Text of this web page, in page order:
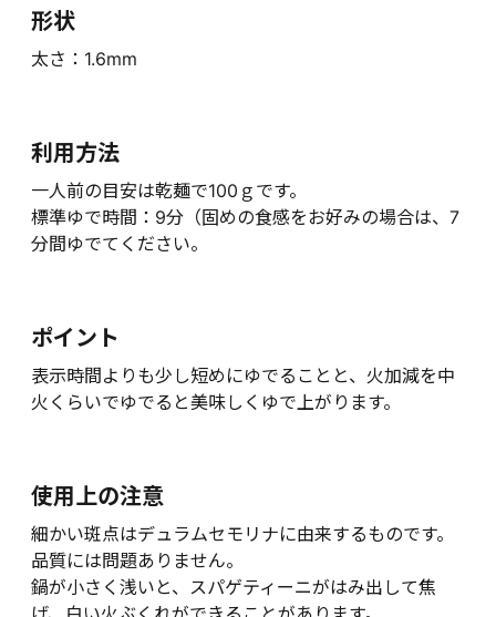
形状
太さ：1.6mm
利用方法
一人前の目安は乾麺で100ｇです。
標準ゆで時間：9分（固めの食感をお好みの場合は、7
分間ゆでてください。
ポイント
表示時間よりも少し短めにゆでることと、火加減を中
火くらいでゆでると美味しくゆで上がります。
使用上の注意
細かい斑点はデュラムセモリナに由来するものです。
品質には問題ありません。
鍋が小さく浅いと、スパゲティーニがはみ出して焦